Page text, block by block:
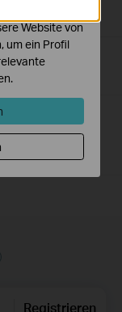
Switch
meiner TP-
Registrieren
Website von
um ein Profil